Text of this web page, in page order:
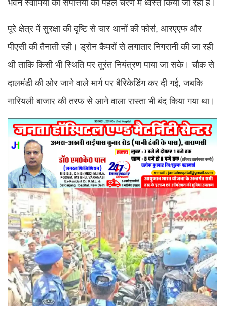
भवन स्वामियों की संपत्तियों को पहले चरण में ध्वस्त किया जा रहा है।
पूरे क्षेत्र में सुरक्षा की दृष्टि से चार थानों की फोर्स, आरएएफ और
पीएसी की तैनाती रही। ड्रोन कैमरों से लगातार निगरानी की जा रही
थी ताकि किसी भी स्थिति पर तुरंत नियंत्रण पाया जा सके। चौक से
दालमंडी की ओर जाने वाले मार्ग पर बैरिकेडिंग कर दी गई, जबकि
नारियली बाजार की तरफ से आने वाला रास्ता भी बंद किया गया था।